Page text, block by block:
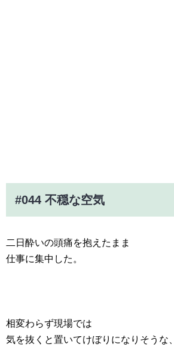
#044 不穏な空気
二日酔いの頭痛を抱えたまま
仕事に集中した。
相変わらず現場では
気を抜くと置いてけぼりになりそうな、